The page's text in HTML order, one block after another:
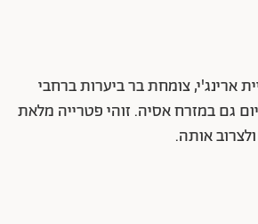
ארינג'י, צומחת בר ביערות ברחבי
גם במזרח אסיה. זוהי פטרייה מלאת
אותה.